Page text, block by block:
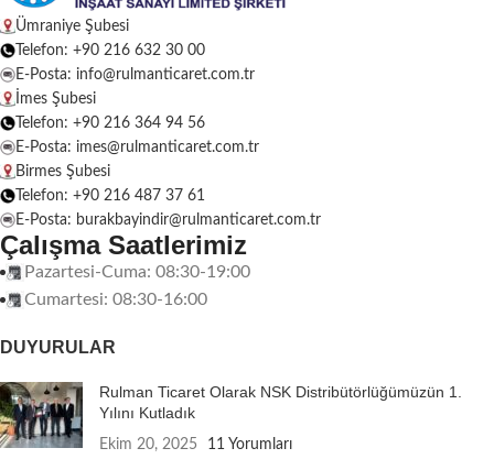
Ümraniye Şubesi
Telefon: +90 216 632 30 00
E-Posta: info@rulmanticaret.com.tr
İmes Şubesi
Telefon: +90 216 364 94 56
E-Posta: imes@rulmanticaret.com.tr
Birmes Şubesi
Telefon: +90 216 487 37 61
E-Posta: burakbayindir@rulmanticaret.com.tr
Çalışma Saatlerimiz
Pazartesi-Cuma: 08:30-19:00
Cumartesi: 08:30-16:00
DUYURULAR
Rulman Ticaret Olarak NSK Distribütörlüğümüzün 1.
Yılını Kutladık
Ekim 20, 2025 11 Yorumları